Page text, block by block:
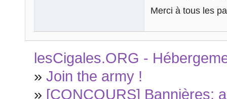
Merci à tous les
lesCigales.ORG -
»Join the army !
» [CONCOURS] Bannières: